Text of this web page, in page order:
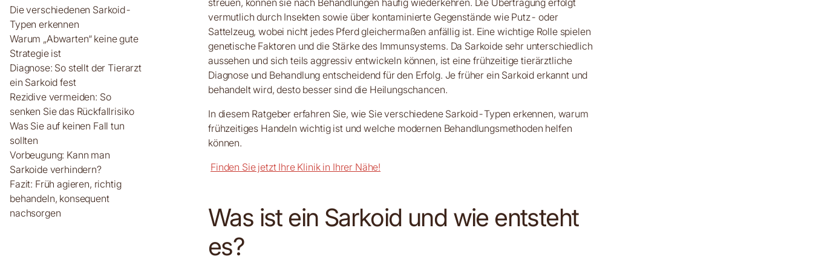
Die verschiedenen Sarkoid-
Typen erkennen
Warum „Abwarten“ keine gute
Strategie ist
Diagnose: So stellt der Tierarzt
ein Sarkoid fest
Rezidive vermeiden: So
senken Sie das Rückfallrisiko
Was Sie auf keinen Fall tun
sollten
Vorbeugung: Kann man
Sarkoide verhindern?
Fazit: Früh agieren, richtig
behandeln, konsequent
nachsorgen
vermutlich durch Insekten sowie über kontaminierte Gegenstände wie Putz- oder
Sattelzeug, wobei nicht jedes Pferd gleichermaßen anfällig ist. Eine wichtige Rolle spielen
genetische Faktoren und die Stärke des Immunsystems. Da Sarkoide sehr unterschiedlich
aussehen und sich teils aggressiv entwickeln können, ist eine frühzeitige tierärztliche
Diagnose und Behandlung entscheidend für den Erfolg. Je früher ein Sarkoid erkannt und
behandelt wird, desto besser sind die Heilungschancen.
In diesem Ratgeber erfahren Sie, wie Sie verschiedene Sarkoid-Typen erkennen, warum
frühzeitiges Handeln wichtig ist und welche modernen Behandlungsmethoden helfen
können.
Finden Sie jetzt Ihre Klinik in Ihrer Nähe!
Was ist ein Sarkoid und wie entsteht
es?